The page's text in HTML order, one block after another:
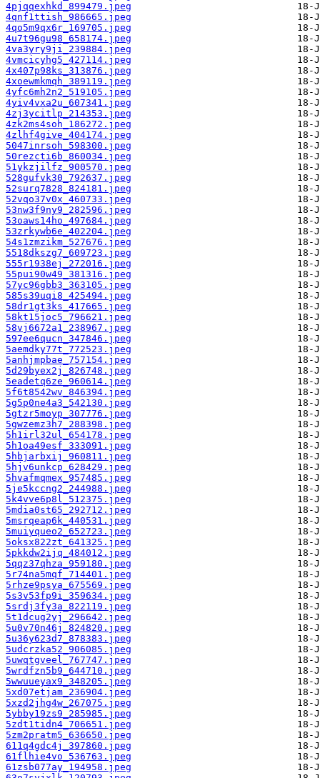
4pjqqexhkd_899479.jpeg
4qnf1ttish_986665.jpeg
4qo5m9qx6r_169705.jpeg
4u7t96gu98_658174.jpeg
4va3yry9ji_239884.jpeg
4vmcicyhg5_427114.jpeg
4x407p98ks_313876.jpeg
4xoewmkmqh_389119.jpeg
4yfc6mh2n2_519105.jpeg
4yiv4vxa2u_607341.jpeg
4zj3ycitlp_214353.jpeg
4zk2ms4soh_186272.jpeg
4zlhf4give_404174.jpeg
5047inrsoh_598300.jpeg
50rezcti6b_860034.jpeg
51ykzjilfz_900570.jpeg
528gufvk30_792637.jpeg
52surq7828_824181.jpeg
52vqo37v0x_460733.jpeg
53nw3f9ny9_282596.jpeg
53oaws14ho_497684.jpeg
53zrkywb6e_402204.jpeg
54s1zmzikm_527676.jpeg
5518dkszg7_609723.jpeg
555r1938ej_272016.jpeg
55pui90w49_381316.jpeg
57yc96gbb3_363105.jpeg
585s39uqi8_425494.jpeg
58dr1gt3ks_417665.jpeg
58kt15joc5_796621.jpeg
58vj6672a1_238967.jpeg
597ee6qucn_347846.jpeg
5aemdky77t_772523.jpeg
5anhjmpbae_757154.jpeg
5d29byex2j_826748.jpeg
5eadetq6ze_960614.jpeg
5f6t8542wv_846394.jpeg
5g5p0ne4a3_542130.jpeg
5gtzr5moyp_307776.jpeg
5gwzemz3h7_288398.jpeg
5h1irl32ul_654178.jpeg
5h1oa49esf_333091.jpeg
5hbjarbxij_960811.jpeg
5hjv6unkcp_628429.jpeg
5hvafmqmex_957485.jpeg
5je5kccng2_244988.jpeg
5k4vve6p8l_512375.jpeg
5mdia0st65_292712.jpeg
5msrqeap6k_440531.jpeg
5muiyqueo2_652723.jpeg
5oksx822zt_641325.jpeg
5pkkdw2ijq_484012.jpeg
5qqz37qhza_959180.jpeg
5r74na5mqf_714401.jpeg
5rhze9psya_675569.jpeg
5s3v53fp9i_359634.jpeg
5srdj3fy3a_822119.jpeg
5t1dcug2yj_296642.jpeg
5u0v70n46j_824820.jpeg
5u36y623d7_878383.jpeg
5udcrzka52_906085.jpeg
5uwqtgveel_767747.jpeg
5wrdfzn5b9_644710.jpeg
5wwuueyax9_348205.jpeg
5xd07etjam_236904.jpeg
5xzd2jhg4w_267075.jpeg
5ybby19zs9_285985.jpeg
5zdt1tidn4_706651.jpeg
5zm2pratm5_636650.jpeg
611q4gdc4j_397860.jpeg
61flhie4vo_536763.jpeg
61zsb077ay_194958.jpeg